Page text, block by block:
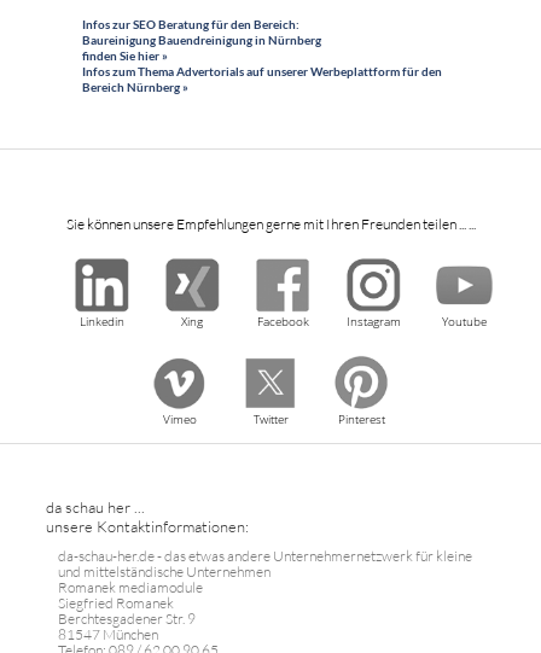
Infos zur SEO Beratung für den Bereich:
Baureinigung Bauendreinigung in Nürnberg
finden Sie hier »
Infos zum Thema Advertorials auf unserer Werbeplattform für den
Bereich Nürnberg »
Sie können unsere Empfehlungen gerne mit Ihren Freunden teilen ... ...
Linkedin Xing Facebook Instagram Youtube
Vimeo Twitter Pinterest
da schau her ...
unsere Kontaktinformationen:
da-schau-her.de - das etwas andere Unternehmernetzwerk für kleine
und mittelständische Unternehmen
Romanek mediamodule
Siegfried Romanek
Berchtesgadener Str. 9
81547 München